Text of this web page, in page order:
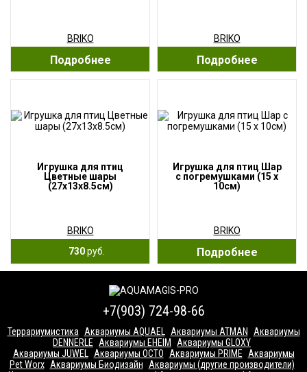
BRIKO
Подробнее
BRIKO
Подробнее
Игрушка для птиц
Цветные шары
(27x13x8.5см)
BRIKO
730руб.
Игрушка для птиц Шар
с погремушками (15 x
10см)
BRIKO
Подробнее
+7(903) 724-98-66
Террариумистика Аквариумы AQUAEL Аквариумы ATMAN
Аквариумы
DENNERLE
Аквариумы EHEIM
Аквариумы GLOXY
Аквариумы JUWEL
Аквариумы OCTO Аквариумы PRIME
Аквариумы
Pet Worx Аквариумы Биодизайн
Аквариумы (другие производители)